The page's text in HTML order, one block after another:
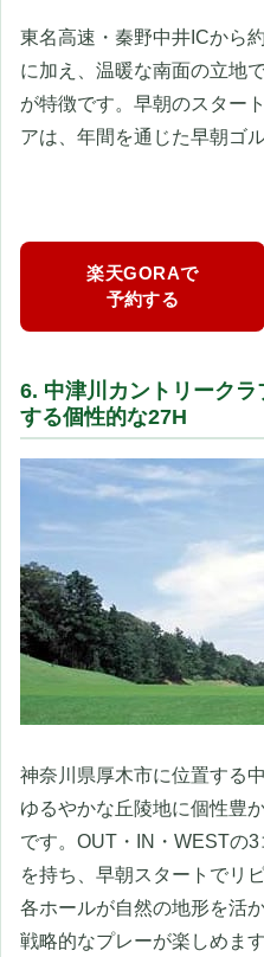
東名高速・秦野中井ICから
に加え、温暖な南面の立地
が特徴です。早朝のスター
アは、年間を通じた早朝ゴ
楽天GORAで
予約する
6. 中津川カントリーク
する個性的な27H
神奈川県厚木市に位置する
ゆるやかな丘陵地に個性豊
です。OUT・IN・WESTの
を持ち、早朝スタートでリ
各ホールが自然の地形を活
戦略的なプレーが楽しめま